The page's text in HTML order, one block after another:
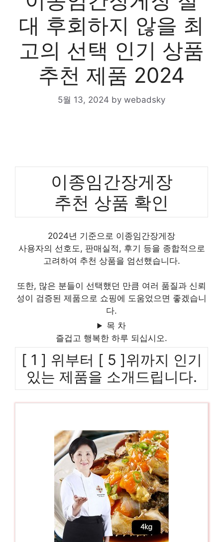
대 후회하지 않을 최
고의 선택 인기 상품
추천 제품 2024
5월 13, 2024 by webadsky
이종임간장게장
추천 상품 확인
2024년 기준으로 이종임간장게장
사용자의 선호도, 판매실적, 후기 등을 종합적으로
고려하여 추천 상품을 엄선했습니다.
또한, 많은 분들이 선택했던 만큼 여러 품질과 신뢰
성이 검증된 제품으로 쇼핑에 도움었으면 좋겠습니
다.
목 차
즐겁고 행복한 하루 되십시오.
[ 1 ] 위부터 [ 5 ]위까지 인기
있는 제품을 소개드립니다.